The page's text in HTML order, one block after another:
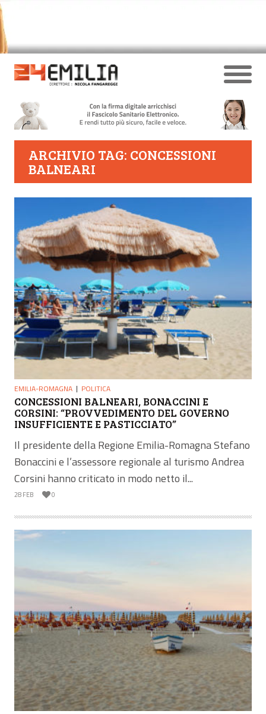
ARCHIVIO TAG: CONCESSIONI
BALNEARI
EMILIA-ROMAGNA POLITICA
CONCESSIONI BALNEARI, BONACCINI E
CORSINI: “PROVVEDIMENTO DEL GOVERNO
INSUFFICIENTE E PASTICCIATO”
Il presidente della Regione Emilia-Romagna Stefano
Bonaccini e l’assessore regionale al turismo Andrea
Corsini hanno criticato in modo netto il...
28 FEB 0